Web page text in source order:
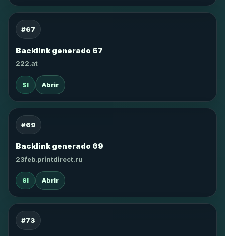
#67
Backlink generado 67
222.at
SI Abrir
#69
Backlink generado 69
23feb.printdirect.ru
SI Abrir
#73